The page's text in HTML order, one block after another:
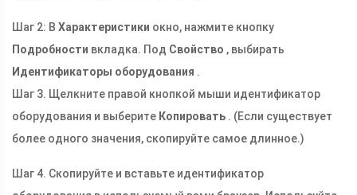
Шаг 2: В Характеристики окно, нажмите кнопку
Подробности вкладка. Под Свойство , выбирать
Идентификаторы оборудования .
Шаг 3. Щелкните правой кнопкой мыши идентификатор
оборудования и выберите Копировать . (Если существует
более одного значения, скопируйте самое длинное.)
Шаг 4. Скопируйте и вставьте идентификатор